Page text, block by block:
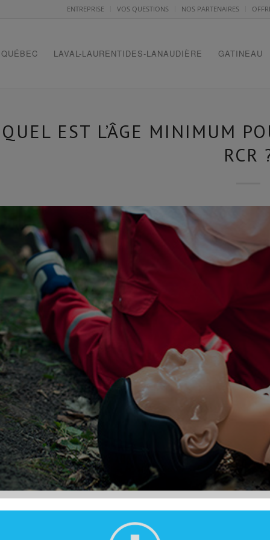
ENTREPRISE VOS QUESTIONS NOS PARTENAIRES
QUÉBEC LAVAL-LAURENTIDES-LANAUDIÈRE GATINEAU
QUEL EST L’ÂGE MINIMUM
RCR